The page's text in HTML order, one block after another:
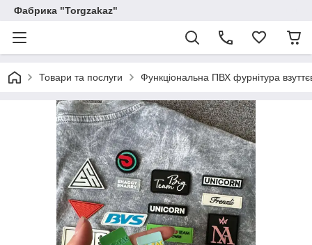
Фабрика "Torgzakaz"
Товари та послуги Функціональна ПВХ фурнітура